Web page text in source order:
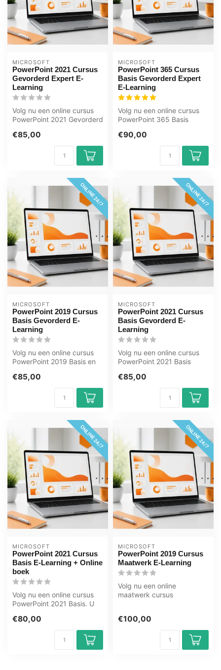
MICROSOFT
PowerPoint 2021 Cursus
Gevorderd Expert E-
Learning
Volg nu een online cursus
PowerPoint 2021 Gevorderd
€85,00
MICROSOFT
PowerPoint 365 Cursus
Basis Gevorderd Expert
E-Learning
Volg nu een online cursus
PowerPoint 365 Basis
leert o.a....
€90,00
ONLINE 24/7
MICROSOFT
PowerPoint 2019 Cursus
Basis Gevorderd E-
Learning
Volg nu een online cursus
PowerPoint 2019 Basis en
dia’s...
€85,00
ONLINE 24/7
MICROSOFT
PowerPoint 2021 Cursus
Basis Gevorderd E-
Learning
Volg nu een online cursus
PowerPoint 2021 Basis
ma...
€85,00
ONLINE 24/7
MICROSOFT
PowerPoint 2021 Cursus
Basis E-Learning + Online
boek
Volg nu een online cursus
PowerPoint 2021 Basis. U
tekst...
€80,00
ONLINE 24/7
MICROSOFT
PowerPoint 2019 Cursus
Maatwerk E-Learning
Volg nu een online
maatwerk cursus
€100,00